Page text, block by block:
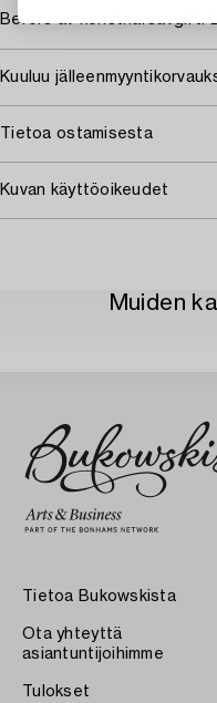
Berörs av konstnärsavgift.
Kuuluu
Tietoa ostamisesta
Kuvan käyttöoikeudet
Muiden
Tietoa Bukowskista
Ota yhteyttä
asiantuntijoihimme
Tulokset